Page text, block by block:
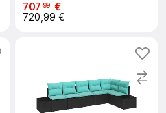
707 99 €
720,99 €